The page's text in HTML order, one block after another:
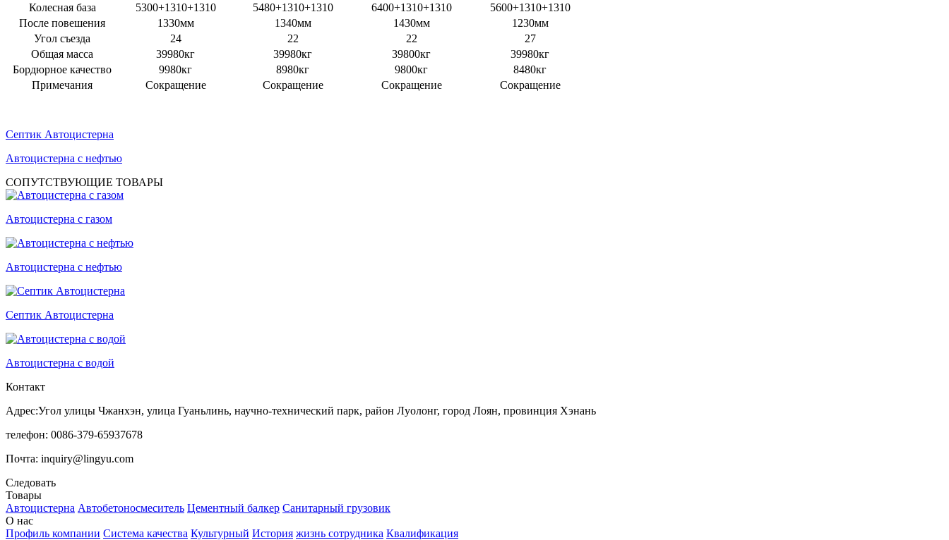
Колесная база
5300+1310+1310 5480+1310+1310 6400+1310+1310
5600+1310+1310
После повешения
1330мм 1340мм 1430мм
1230мм
Угол съезда
24 22 22
27
Общая масса
39980кг 39980кг 39800кг
39980кг
Бордюрное качество
9980кг 8980кг 9800кг
8480кг
Примечания
Сокращение Сокращение Сокращение Сокращение
Септик Автоцистерна
Автоцистерна с нефтью
СОПУТСТВУЮЩИЕ ТОВАРЫ
Автоцистерна с газом
Автоцистерна с нефтью
Септик Автоцистерна
Автоцистерна с водой
Контакт
Адрес:Угол улицы Чжанхэн, улица Гуаньлинь, научно-технический парк, район Луолонг, город Лоян, провинция Хэнань
телефон: 0086-379-65937678
Почта: inquiry@lingyu.com
Следовать
Товары
Автоцистерна Автобетоносмеситель Цементный балкер Санитарный грузовик
О нас
Профиль компании Система качества Культурный История жизнь сотрудника Квалификация